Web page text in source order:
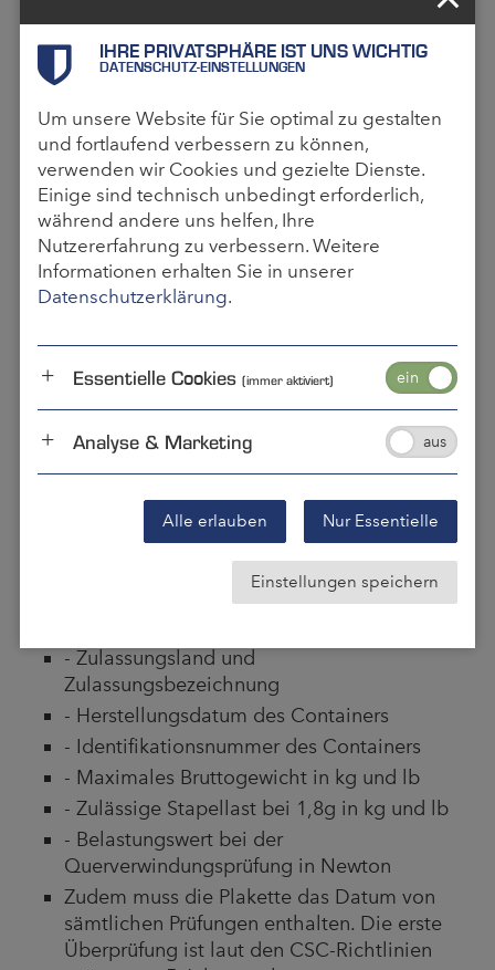
Kontrollen der Container durch die
zuständige Zulassungsbehörde. Wenn die
entsprechen, wird dem Eigentümer die
Zulassung entzogen.
CONTAINER SAFTEY CONVENTION:
RICHTLINIEN FÜR
CONTAINERPLAKETTEN
jedem Container eine permanente und gut
sichtbare Sicherheitsplakette befinden, die
sogenannte CSC-Plakette. Die CSC-Plakette
muss folgende Informationen in englischer
oder französischer Sprache enthalten:
Buchstabengröße von mindestens 8
Millimetern.
- Alle weiteren Informationen sind in
mindestens 5 Millimetern großen
- Zulassungsland und
Zulassungsbezeichnung
- Herstellungsdatum des Containers
- Identifikationsnummer des Containers
- Maximales Bruttogewicht in kg und lb
- Zulässige Stapellast bei 1,8g in kg und lb
- Belastungswert bei der
Querverwindungsprüfung in Newton
Zudem muss die Plakette das Datum von
sämtlichen Prüfungen enthalten. Die erste
Überprüfung ist laut den CSC-Richtlinien
IHRE PRIVATSPHÄRE IST UNS WICHTIG
DATENSCHUTZ-EINSTELLUNGEN
Um unsere Website für Sie optimal zu gestalten
und fortlaufend verbessern zu können,
verwenden wir Cookies und gezielte Dienste.
Einige sind technisch unbedingt erforderlich,
während andere uns helfen, Ihre
Nutzererfahrung zu verbessern. Weitere
Informationen erhalten Sie in unserer
Datenschutzerklärung.
Alle erlauben Nur Essentielle
Einstellungen speichern
Essentielle Cookies (immer aktiviert)
Analyse & Marketing